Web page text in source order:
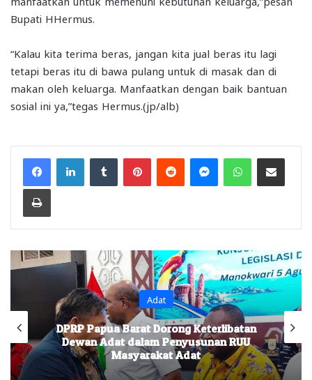
Bupati HHermus.
“Kalau kita terima beras, jangan kita jual beras itu lagi
tetapi beras itu di bawa pulang untuk di masak dan di
makan oleh keluarga. Manfaatkan dengan baik bantuan
sosial ini ya,”tegas Hermus.(jp/alb)
FacebookLinkedInTumblr PinterestReddit MessengerWhatsAppShare via Email
Print
Adat
DPRP Papua Barat Dorong Keterlibatan
Dewan Adat dalam Penyusunan RUU
Masyarakat Adat